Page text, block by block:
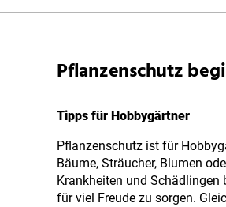
Pflanzenschutz
Tipps für Hobbygärtner
Pflanzenschutz ist für
Bäume, Sträucher, Blumen
Krankheiten und
für viel Freude zu sorgen.